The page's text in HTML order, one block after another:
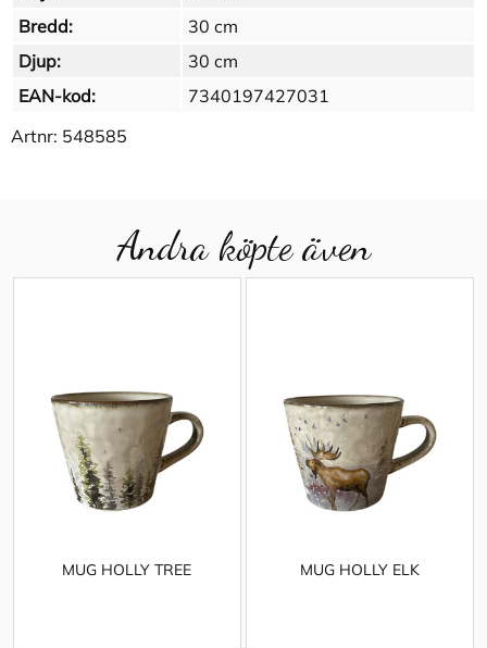
Bredd:
30 cm
Djup:
30 cm
EAN-kod:
7340197427031
Artnr: 548585
Andra köpte även
MUG HOLLY TREE MUG HOLLY ELK